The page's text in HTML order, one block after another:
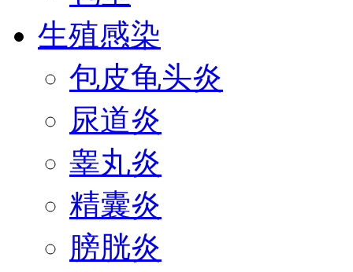
生殖感染
包皮龟头炎
尿道炎
睾丸炎
精囊炎
膀胱炎